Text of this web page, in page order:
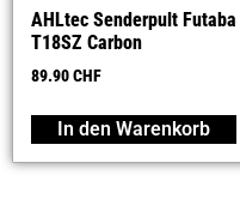
AHLtec Senderpult Futaba
T18SZ Carbon
89.90CHF
In den Warenkorb